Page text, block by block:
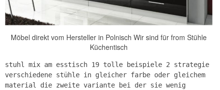
Möbel direkt vom Hersteller in Polnisch Wir sind für from Stühle
Küchentisch
stuhl mix am esstisch 19 tolle beispiele 2 strategie
verschiedene stühle in gleicher farbe oder gleichem
material die zweite variante bei der sie wenig